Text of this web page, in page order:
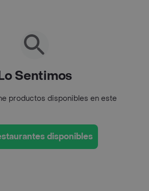
Sentimos
productos disponibles en este
disponibles